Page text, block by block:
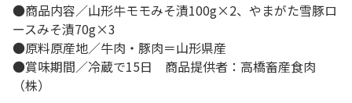
●商品内容／山形牛モモみそ漬100g×2、やまがた雪豚ロ
ースみそ漬70g×3
●原料原産地／牛肉・豚肉＝山形県産
●賞味期間／冷蔵で15日 商品提供者：高橋畜産食肉
（株）